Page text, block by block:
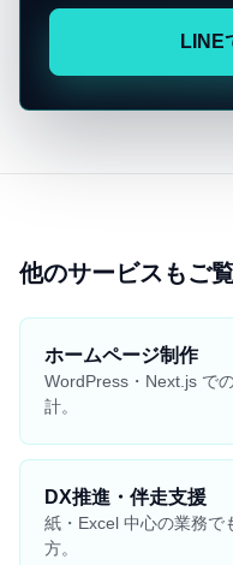
LINE
他のサービスもご
ホームページ制作
WordPress・Next.js で
計。
DX推進・伴走支援
紙・Excel 中心の業務で
方。